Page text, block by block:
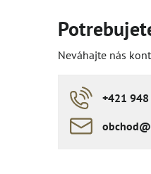
Neváhajte nás
+421